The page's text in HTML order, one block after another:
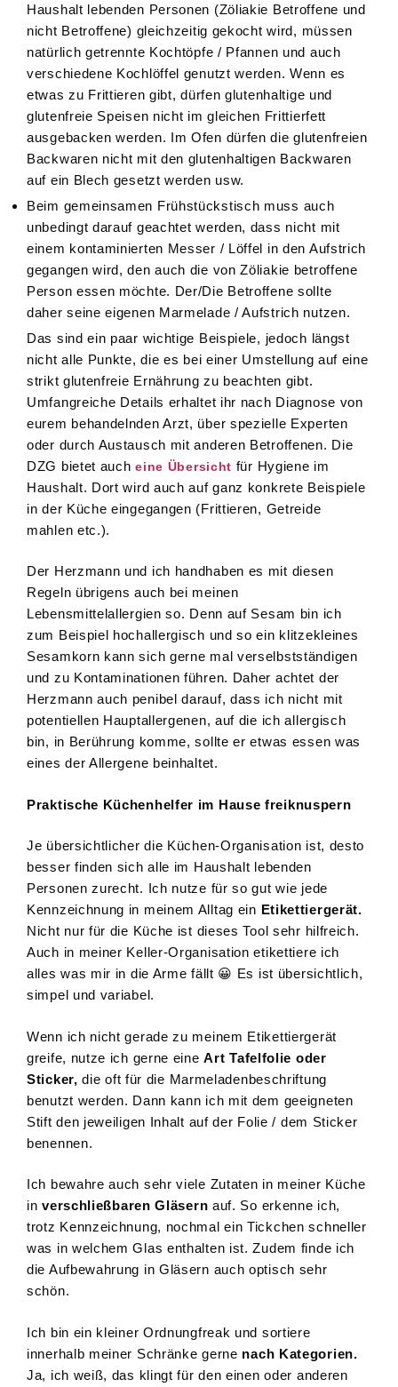
Haushalt lebenden Personen (Zöliakie Betroffene und
nicht Betroffene) gleichzeitig gekocht wird, müssen
natürlich getrennte Kochtöpfe / Pfannen und auch
verschiedene Kochlöffel genutzt werden. Wenn es
etwas zu Frittieren gibt, dürfen glutenhaltige und
glutenfreie Speisen nicht im gleichen Frittierfett
ausgebacken werden. Im Ofen dürfen die glutenfreien
Backwaren nicht mit den glutenhaltigen Backwaren
auf ein Blech gesetzt werden usw.
Beim gemeinsamen Frühstückstisch muss auch
unbedingt darauf geachtet werden, dass nicht mit
einem kontaminierten Messer / Löffel in den Aufstrich
gegangen wird, den auch die von Zöliakie betroffene
Person essen möchte. Der/Die Betroffene sollte
daher seine eigenen Marmelade / Aufstrich nutzen.
Das sind ein paar wichtige Beispiele, jedoch längst
nicht alle Punkte, die es bei einer Umstellung auf eine
strikt glutenfreie Ernährung zu beachten gibt.
Umfangreiche Details erhaltet ihr nach Diagnose von
eurem behandelnden Arzt, über spezielle Experten
oder durch Austausch mit anderen Betroffenen. Die
DZG bietet aucheine Übersicht für Hygiene im
Haushalt. Dort wird auch auf ganz konkrete Beispiele
in der Küche eingegangen (Frittieren, Getreide
mahlen etc.).
Der Herzmann und ich handhaben es mit diesen
Regeln übrigens auch bei meinen
Lebensmittelallergien so. Denn auf Sesam bin ich
zum Beispiel hochallergisch und so ein klitzekleines
Sesamkorn kann sich gerne mal verselbstständigen
und zu Kontaminationen führen. Daher achtet der
Herzmann auch penibel darauf, dass ich nicht mit
potentiellen Hauptallergenen, auf die ich allergisch
bin, in Berührung komme, sollte er etwas essen was
eines der Allergene beinhaltet.
Praktische Küchenhelfer im Hause freiknuspern
Je übersichtlicher die Küchen-Organisation ist, desto
besser finden sich alle im Haushalt lebenden
Personen zurecht. Ich nutze für so gut wie jede
Kennzeichnung in meinem Alltag ein Etikettiergerät.
Nicht nur für die Küche ist dieses Tool sehr hilfreich.
Auch in meiner Keller-Organisation etikettiere ich
alles was mir in die Arme fällt 😀 Es ist übersichtlich,
simpel und variabel.
Wenn ich nicht gerade zu meinem Etikettiergerät
greife, nutze ich gerne eineArt Tafelfolie oder
Sticker, die oft für die Marmeladenbeschriftung
benutzt werden. Dann kann ich mit dem geeigneten
Stift den jeweiligen Inhalt auf der Folie / dem Sticker
benennen.
Ich bewahre auch sehr viele Zutaten in meiner Küche
inverschließbaren Gläsern auf. So erkenne ich,
trotz Kennzeichnung, nochmal ein Tickchen schneller
was in welchem Glas enthalten ist. Zudem finde ich
die Aufbewahrung in Gläsern auch optisch sehr
schön.
Ich bin ein kleiner Ordnungfreak und sortiere
innerhalb meiner Schränke gerne nach Kategorien.
Ja, ich weiß, das klingt für den einen oder anderen